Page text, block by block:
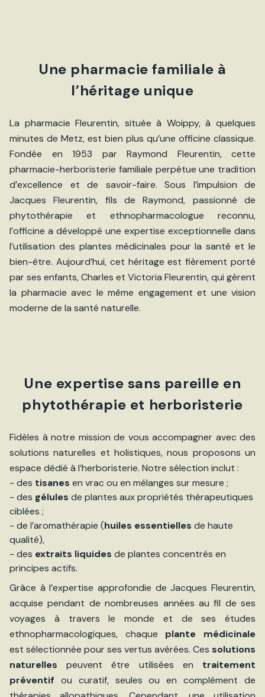
Une pharmacie familiale à
l’héritage unique
La pharmacie Fleurentin, située à Woippy, à quelques
minutes de Metz, est bien plus qu’une officine classique.
Fondée en 1953 par Raymond Fleurentin, cette
pharmacie-herboristerie familiale perpétue une tradition
d’excellence et de savoir-faire. Sous l’impulsion de
Jacques Fleurentin, fils de Raymond, passionné de
phytothérapie et ethnopharmacologue reconnu,
l’officine a développé une expertise exceptionnelle dans
l’utilisation des plantes médicinales pour la santé et le
bien-être. Aujourd’hui, cet héritage est fièrement porté
par ses enfants, Charles et Victoria Fleurentin, qui gèrent
la pharmacie avec le même engagement et une vision
moderne de la santé naturelle.
Une expertise sans pareille en
phytothérapie et herboristerie
Fidèles à notre mission de vous accompagner avec des
solutions naturelles et holistiques, nous proposons un
espace dédié à l’herboristerie. Notre sélection inclut :
- des tisanes en vrac ou en mélanges sur mesure ;
- des gélules de plantes aux propriétés thérapeutiques
ciblées ;
- de l’aromathérapie (huiles essentielles de haute
qualité),
- des extraits liquides de plantes concentrés en
principes actifs.
Grâce à l’expertise approfondie de Jacques Fleurentin,
acquise pendant de nombreuses années au fil de ses
voyages à travers le monde et de ses études
ethnopharmacologiques, chaque plante médicinale
est sélectionnée pour ses vertus avérées. Ces solutions
naturelles peuvent être utilisées en traitement
préventif ou curatif, seules ou en complément de